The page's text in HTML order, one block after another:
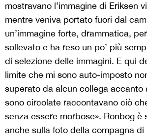
mostravano l’immagine di Eriksen
mentre veniva portato fuori dal
un’immagine forte, drammatica,
sollevato e ha reso un po’ più
di selezione delle immagini. E qui
limite che mi sono auto-imposto
superato da alcun collega accanto
sono circolate raccontavano ciò
senza essere morbose». Ronbog è
anche sulla foto della compagna di